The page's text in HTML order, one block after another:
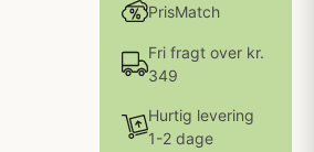
PrisMatch
Fri fragt over kr.
349
Hurtig levering
1-2 dage